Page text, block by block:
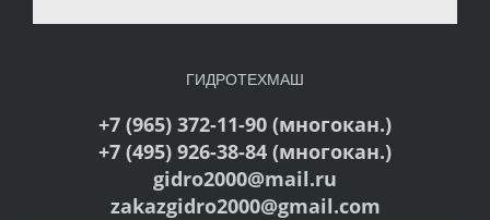
ГИДРОТЕХМАШ
+7 (965) 372-11-90 (многокан.)
+7 (495) 926-38-84 (многокан.)
gidro2000@mail.ru
zakazgidro2000@gmail.com